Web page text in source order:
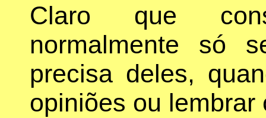
Claro que
normalmente só
precisa deles,
opiniões ou